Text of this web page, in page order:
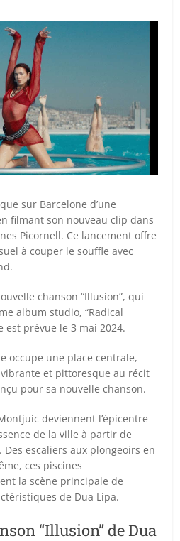
sur Barcelone d’une
filmant son nouveau clip dans
Picornell. Ce lancement offre
à couper le souffle avec
chanson “Illusion”, qui
album studio, “Radical
est prévue le 3 mai 2024.
occupe une place centrale,
et pittoresque au récit
pour sa nouvelle chanson.
deviennent l’épicentre
de la ville à partir de
escaliers aux plongeoirs en
ces piscines
la scène principale de
de Dua Lipa.
“Illusion” de Dua